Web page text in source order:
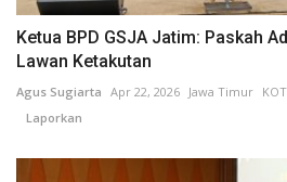
Ketua BPD GSJA Jatim: Paskah
Lawan Ketakutan
Agus Sugiarta Apr 22, 2026 Jawa Timur
Laporkan